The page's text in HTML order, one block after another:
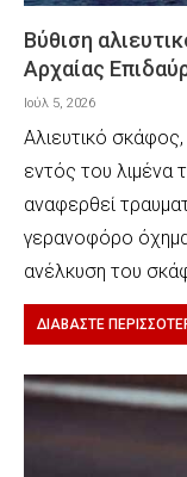
Βύθιση
Αρχαίας
Ιούλ 5, 2026
Αλιευτικό
εντός του λιμένα
αναφερθεί
γερανοφόρο
ανέλκυση του
ΔΙΑΒΆΣΤΕ